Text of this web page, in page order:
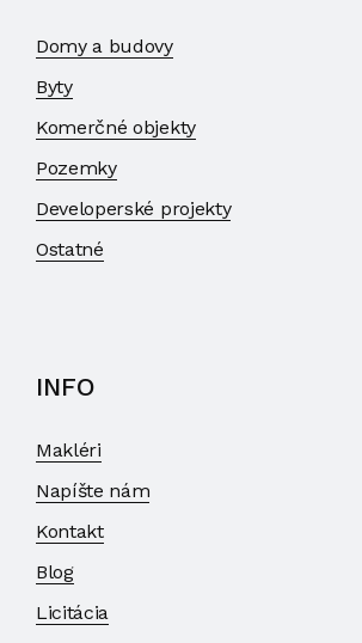
Domy a budovy
Byty
Komerčné objekty
Pozemky
Developerské projekty
Ostatné
INFO
Makléri
Napíšte nám
Kontakt
Blog
Licitácia